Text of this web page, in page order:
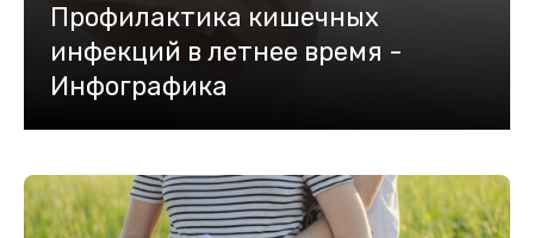
Профилактика кишечных
инфекций в летнее время -
Инфографика